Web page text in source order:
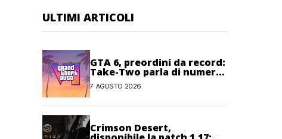
ULTIMI ARTICOLI
GTA 6, preordini da record:
Take-Two parla di numeri
“senza precedenti”
7 AGOSTO 2026
Crimson Desert,